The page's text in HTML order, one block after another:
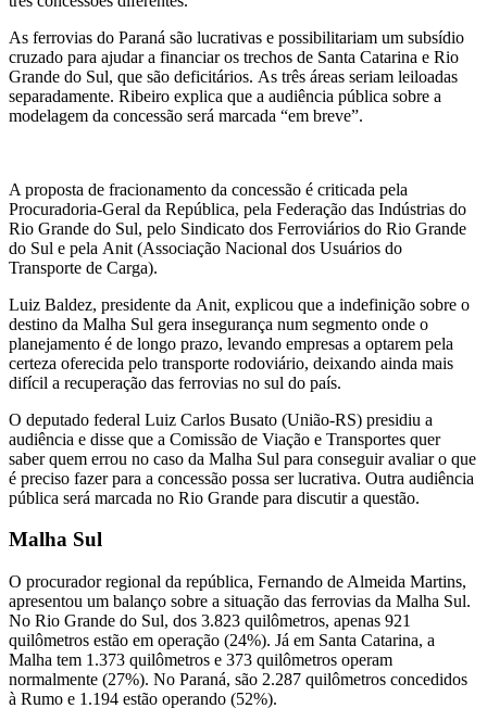
As ferrovias do Paraná são lucrativas e possibilitariam um subsídio
cruzado para ajudar a financiar os trechos de Santa Catarina e Rio
Grande do Sul, que são deficitários. As três áreas seriam leiloadas
separadamente. Ribeiro explica que a audiência pública sobre a
modelagem da concessão será marcada “em breve”.
A proposta de fracionamento da concessão é criticada pela
Procuradoria-Geral da República, pela Federação das Indústrias do
Rio Grande do Sul, pelo Sindicato dos Ferroviários do Rio Grande
do Sul e pela Anit (Associação Nacional dos Usuários do
Transporte de Carga).
Luiz Baldez, presidente da Anit, explicou que a indefinição sobre o
destino da Malha Sul gera insegurança num segmento onde o
planejamento é de longo prazo, levando empresas a optarem pela
certeza oferecida pelo transporte rodoviário, deixando ainda mais
difícil a recuperação das ferrovias no sul do país.
O deputado federal Luiz Carlos Busato (União-RS) presidiu a
audiência e disse que a Comissão de Viação e Transportes quer
saber quem errou no caso da Malha Sul para conseguir avaliar o que
é preciso fazer para a concessão possa ser lucrativa. Outra audiência
pública será marcada no Rio Grande para discutir a questão.
Malha Sul
O procurador regional da república, Fernando de Almeida Martins,
apresentou um balanço sobre a situação das ferrovias da Malha Sul.
No Rio Grande do Sul, dos 3.823 quilômetros, apenas 921
quilômetros estão em operação (24%). Já em Santa Catarina, a
Malha tem 1.373 quilômetros e 373 quilômetros operam
normalmente (27%). No Paraná, são 2.287 quilômetros concedidos
à Rumo e 1.194 estão operando (52%).